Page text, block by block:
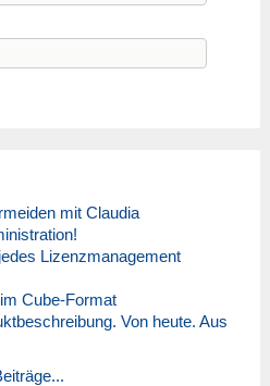
mit Claudia
Lizenzmanagement
Cube-Format
Von heute. Aus